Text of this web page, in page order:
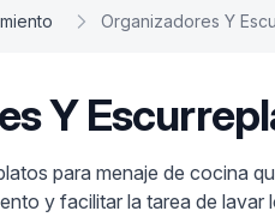
Organizadores Y
Y
para menaje de cocina
y facilitar la tarea de